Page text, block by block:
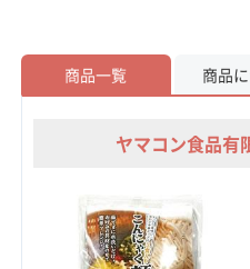
商品一覧 商品
ヤマコン食品有